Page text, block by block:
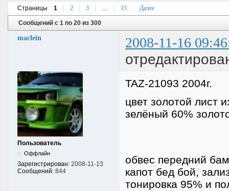
Страницы 1 2 3 … 15 Далее
Сообщений с 1 по 20 из 300
maclein 2008-11-16
Пользователь
Оффлайн
Зарегистрирован: 2008-11-13
Сообщений: 844
TAZ-21093 2004г.
цвет золотой лист
зелёный 60%
обвес передний
капот бед бой,
тонировка 95% и